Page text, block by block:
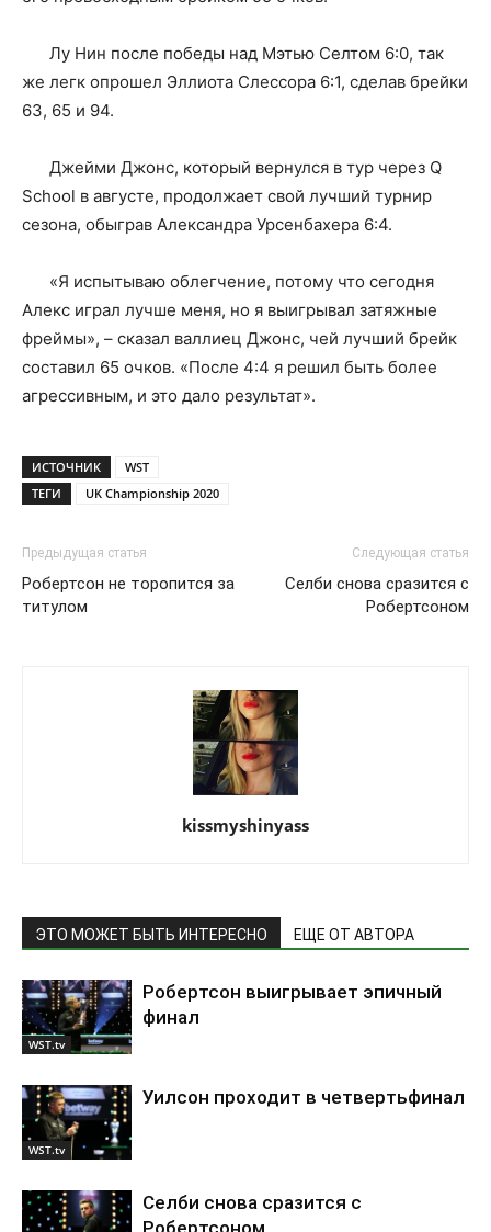
Лу Нин после победы над Мэтью Селтом 6:0, так
же легк опрошел Эллиота Слессора 6:1, сделав брейки
63, 65 и 94.
Джейми Джонс, который вернулся в тур через Q
School в августе, продолжает свой лучший турнир
сезона, обыграв Александра Урсенбахера 6:4.
«Я испытываю облегчение, потому что сегодня
Алекс играл лучше меня, но я выигрывал затяжные
фреймы», – сказал валлиец Джонс, чей лучший брейк
составил 65 очков. «После 4:4 я решил быть более
агрессивным, и это дало результат».
ИСТОЧНИК
WST
ТЕГИ
UK Championship 2020
Предыдущая статья
Робертсон не торопится за
титулом
Следующая статья
Селби снова сразится с
Робертсоном
kissmyshinyass
ЭТО МОЖЕТ БЫТЬ ИНТЕРЕСНО ЕЩЕ ОТ АВТОРА
WST.tv
Робертсон выигрывает эпичный
финал
WST.tv
Уилсон проходит в четвертьфинал
Селби снова сразится с
Робертсоном